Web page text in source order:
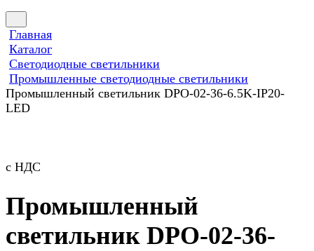
Главная
Каталог
Светодиодные светильники
Промышленные светодиодные светильники
Промышленный светильник DPO-02-36-6.5K-IP20-
LED
с НДС
Промышленный
светильник DPO-02-36-